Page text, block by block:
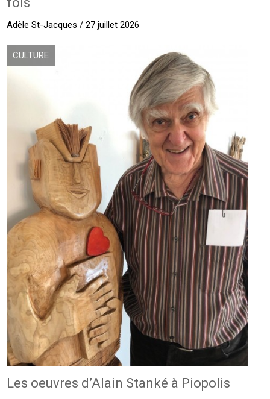
Adèle St-Jacques / 27 juillet 2026
CULTURE
Les oeuvres d’Alain Stanké à Piopolis